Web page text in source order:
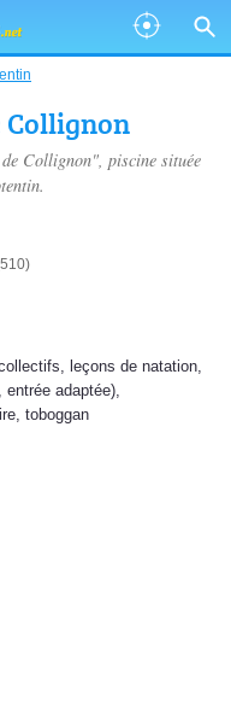
Collignon", piscine située
, leçons de natation,
entrée adaptée),
, toboggan